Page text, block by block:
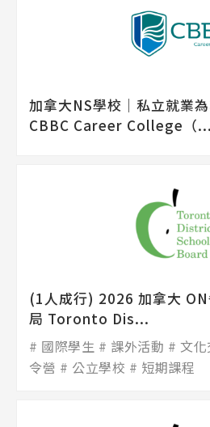
加拿大NS學校│私立就業
CBBC Career College（...
(1人成行) 2026 加拿大
局 Toronto Dis...
國際學生 課外活動 文
令營
公立學校 短期課程